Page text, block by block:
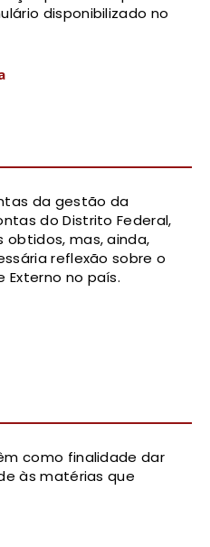
disponibilizado no
da gestão da
do Distrito Federal,
mas, ainda,
reflexão sobre o
no país.
como finalidade dar
às matérias que